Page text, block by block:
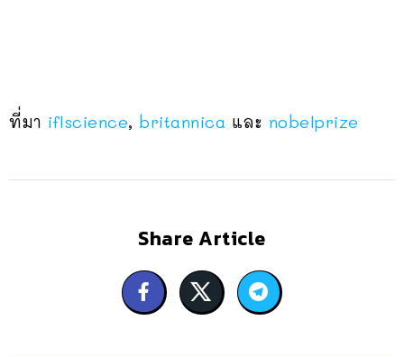
ที่มา iflscience, britannica และ nobelprize
Share Article